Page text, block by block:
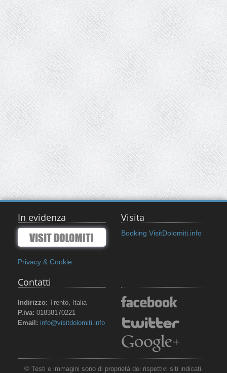
In evidenza
Privacy & Cookie
Visita
Booking VisitDolomiti.info
Contatti
Indirizzo: Trento, Italia
P.iva: 01838170221
Email: info@visitdolomiti.info
© Testi e immagini sono di proprietà dei rispettivi siti indicati.